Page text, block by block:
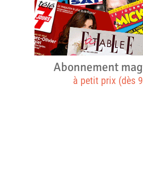
Abonnement
à petit prix (dès